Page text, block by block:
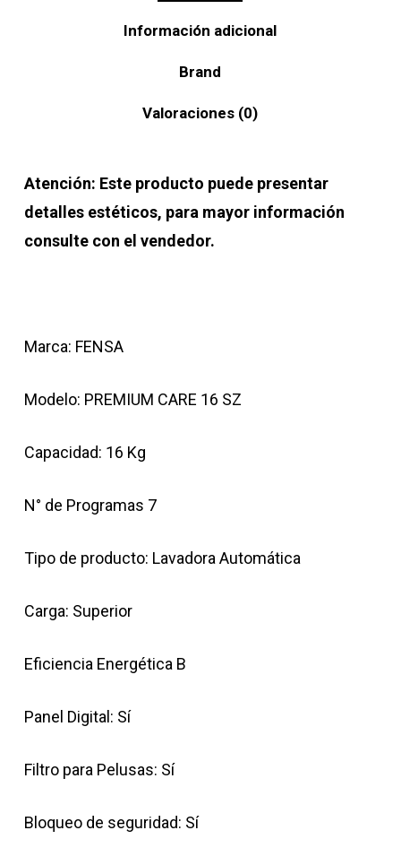
Información adicional
Brand
Valoraciones (0)
Atención: Este producto puede presentar
detalles estéticos, para mayor información
consulte con el vendedor.
Marca: FENSA
Modelo: PREMIUM CARE 16 SZ
Capacidad: 16 Kg
N° de Programas 7
Tipo de producto: Lavadora Automática
Carga: Superior
Eficiencia Energética B
Panel Digital: Sí
Filtro para Pelusas: Sí
Bloqueo de seguridad: Sí